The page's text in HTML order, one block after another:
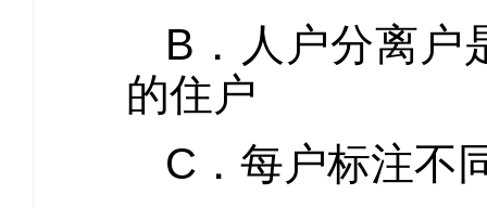
B．人户分离户
的住户
C．每户标注不